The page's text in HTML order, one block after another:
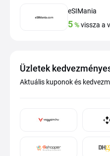
eSIMania
5%vissza a
Üzletek
Aktuális kuponok és